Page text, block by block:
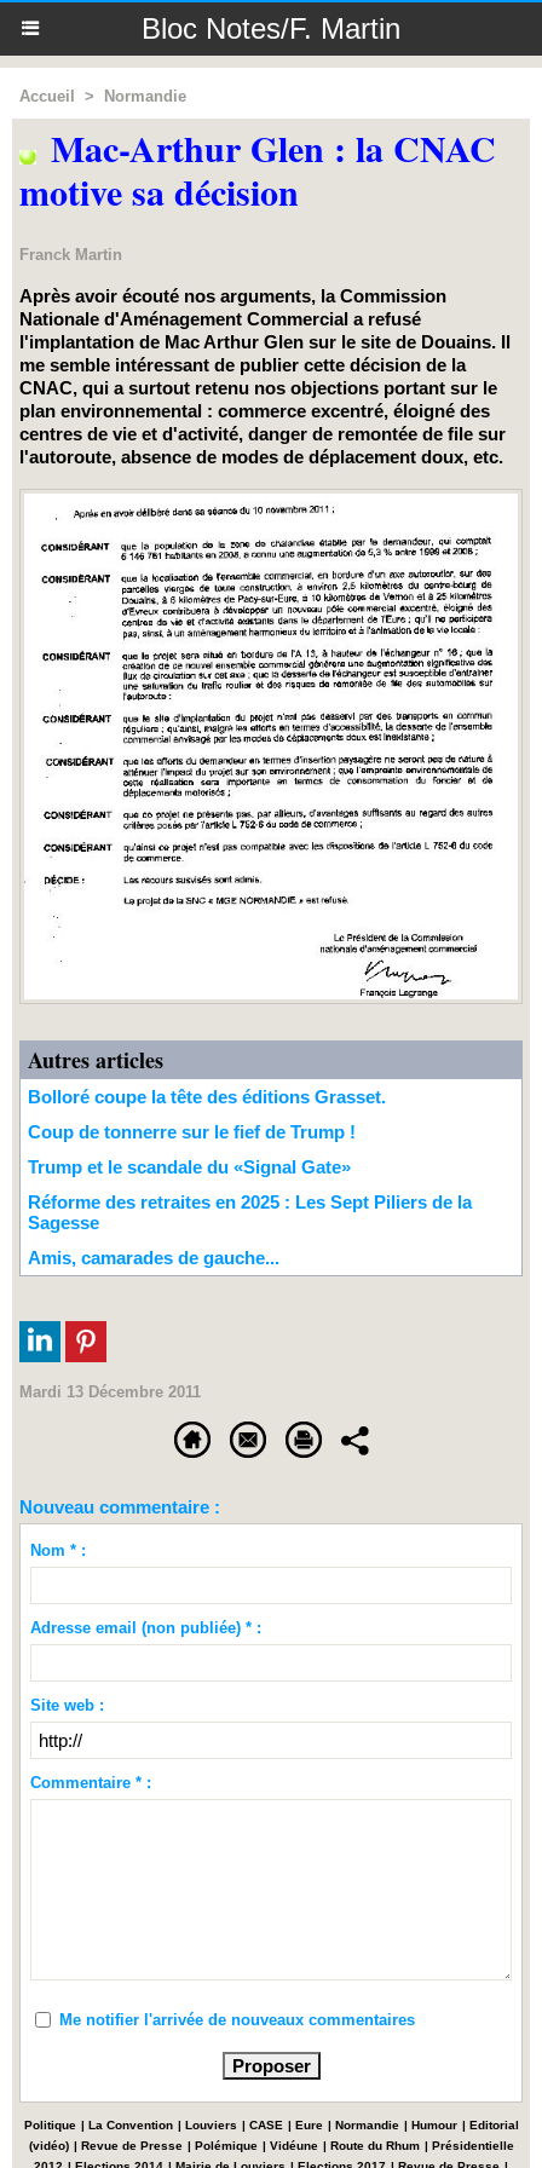
Bloc Notes/F. Martin
Accueil > Normandie
Mac-Arthur Glen : la CNAC
motive sa décision
Franck Martin
Après avoir écouté nos arguments, la Commission
Nationale d'Aménagement Commercial a refusé
l'implantation de Mac Arthur Glen sur le site de Douains. Il
me semble intéressant de publier cette décision de la
CNAC, qui a surtout retenu nos objections portant sur le
plan environnemental : commerce excentré, éloigné des
centres de vie et d'activité, danger de remontée de file sur
l'autoroute, absence de modes de déplacement doux, etc.
Autres articles
Bolloré coupe la tête des éditions Grasset.
Coup de tonnerre sur le fief de Trump !
Trump et le scandale du «Signal Gate»
Réforme des retraites en 2025 : Les Sept Piliers de la
Sagesse
Amis, camarades de gauche...
Mardi 13 Décembre 2011
Nouveau commentaire :
Nom * :
Adresse email (non publiée) * :
Site web :
Commentaire * :
Me notifier l'arrivée de nouveaux commentaires
Politique | La Convention | Louviers | CASE | Eure | Normandie | Humour | Editorial
(vidéo) | Revue de Presse | Polémique | Vidéune | Route du Rhum | Présidentielle